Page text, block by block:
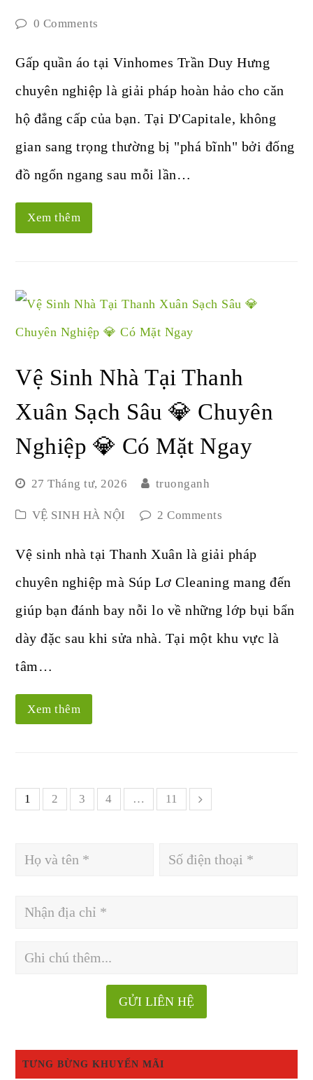
0 Comments
Gấp quần áo tại Vinhomes Trần Duy Hưng
chuyên nghiệp là giải pháp hoàn hảo cho căn
hộ đẳng cấp của bạn. Tại D'Capitale, không
gian sang trọng thường bị "phá bĩnh" bởi đống
đồ ngổn ngang sau mỗi lần…
Xem thêm
Vệ Sinh Nhà Tại Thanh
Xuân Sạch Sâu 💎 Chuyên
Nghiệp 💎 Có Mặt Ngay
27 Tháng tư, 2026 truonganh
VỆ SINH HÀ NỘI 2 Comments
Vệ sinh nhà tại Thanh Xuân là giải pháp
chuyên nghiệp mà Súp Lơ Cleaning mang đến
giúp bạn đánh bay nỗi lo về những lớp bụi bẩn
dày đặc sau khi sửa nhà. Tại một khu vực là
tâm…
Xem thêm
1 2 3 4 … 11
TƯNG BỪNG KHUYẾN MÃI